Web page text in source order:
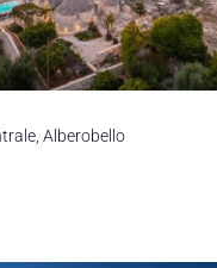
Alberobello